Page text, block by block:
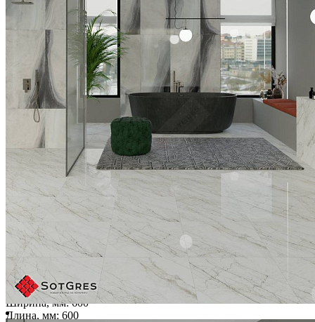
1 950 ₽/м2
3 000 ₽/м2
В избранное
В избранном
Сравнить
-31%
CLASSIC STATURIO /60х60/ белый глянцевый керамический
гранит под мрамор
Ширина, мм: 600
Длина, мм: 600